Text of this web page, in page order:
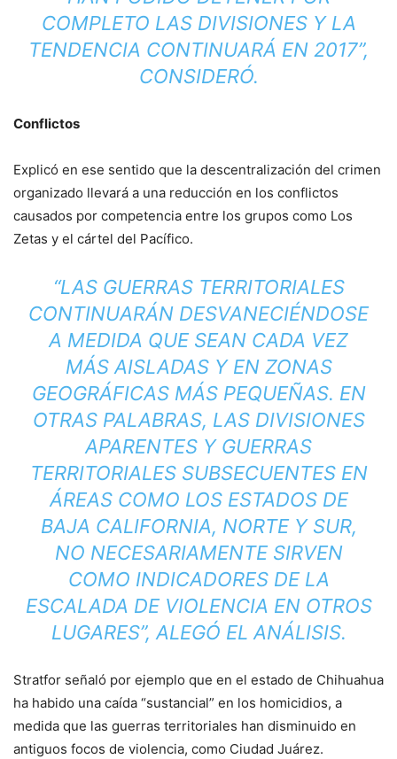
COMPLETO LAS DIVISIONES Y LA
TENDENCIA CONTINUARÁ EN 2017”,
CONSIDERÓ.
Conflictos
Explicó en ese sentido que la descentralización del crimen
organizado llevará a una reducción en los conflictos
causados por competencia entre los grupos como Los
Zetas y el cártel del Pacífico.
“LAS GUERRAS TERRITORIALES
CONTINUARÁN DESVANECIÉNDOSE
A MEDIDA QUE SEAN CADA VEZ
MÁS AISLADAS Y EN ZONAS
GEOGRÁFICAS MÁS PEQUEÑAS. EN
OTRAS PALABRAS, LAS DIVISIONES
APARENTES Y GUERRAS
TERRITORIALES SUBSECUENTES EN
ÁREAS COMO LOS ESTADOS DE
BAJA CALIFORNIA, NORTE Y SUR,
NO NECESARIAMENTE SIRVEN
COMO INDICADORES DE LA
ESCALADA DE VIOLENCIA EN OTROS
LUGARES”, ALEGÓ EL ANÁLISIS.
Stratfor señaló por ejemplo que en el estado de Chihuahua
ha habido una caída “sustancial” en los homicidios, a
medida que las guerras territoriales han disminuido en
antiguos focos de violencia, como Ciudad Juárez.